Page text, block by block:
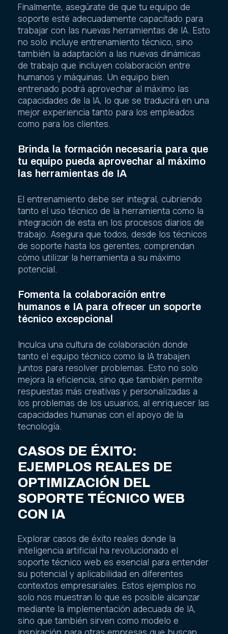
Finalmente, asegúrate de que tu equipo de
soporte esté adecuadamente capacitado para
trabajar con las nuevas herramientas de IA. Esto
no solo incluye entrenamiento técnico, sino
también la adaptación a las nuevas dinámicas
de trabajo que incluyen colaboración entre
humanos y máquinas. Un equipo bien
entrenado podrá aprovechar al máximo las
capacidades de la IA, lo que se traducirá en una
mejor experiencia tanto para los empleados
como para los clientes.
Brinda la formación necesaria para que
tu equipo pueda aprovechar al máximo
las herramientas de IA
El entrenamiento debe ser integral, cubriendo
tanto el uso técnico de la herramienta como la
integración de esta en los procesos diarios de
trabajo. Asegura que todos, desde los técnicos
de soporte hasta los gerentes, comprendan
cómo utilizar la herramienta a su máximo
potencial.
Fomenta la colaboración entre
humanos e IA para ofrecer un soporte
técnico excepcional
Inculca una cultura de colaboración donde
tanto el equipo técnico como la IA trabajen
juntos para resolver problemas. Esto no solo
mejora la eficiencia, sino que también permite
respuestas más creativas y personalizadas a
los problemas de los usuarios, al enriquecer las
capacidades humanas con el apoyo de la
tecnología.
CASOS DE ÉXITO:
EJEMPLOS REALES DE
OPTIMIZACIÓN DEL
SOPORTE TÉCNICO WEB
CON IA
Explorar casos de éxito reales donde la
inteligencia artificial ha revolucionado el
soporte técnico web es esencial para entender
su potencial y aplicabilidad en diferentes
contextos empresariales. Estos ejemplos no
solo nos muestran lo que es posible alcanzar
mediante la implementación adecuada de IA,
sino que también sirven como modelo e